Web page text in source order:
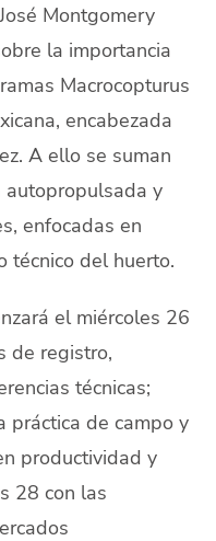
Montgomery
la importancia
Macrocopturus
encabezada
A ello se suman
autopropulsada y
enfocadas en
técnico del huerto.
el miércoles 26
de registro,
técnicas;
práctica de campo y
productividad y
28 con las